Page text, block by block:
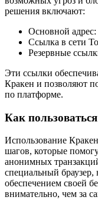
решения включают:
Основной адрес:
Ссылка в сети
Резервные
Эти ссылки
Кракен и позволяют
по платформе.
Как
Использование
шагов, которые
анонимных
специальный
обеспечением своей
внимательно, чем за